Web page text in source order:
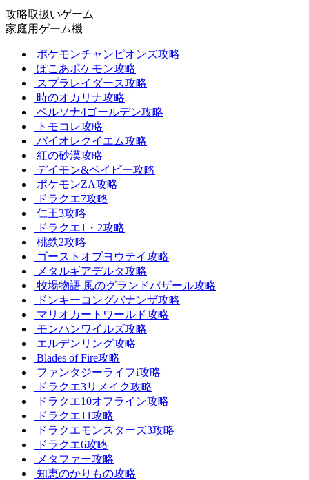
攻略取扱いゲーム
家庭用ゲーム機
ポケモンチャンピオンズ攻略
ぽこあポケモン攻略
スプラレイダース攻略
時のオカリナ攻略
ペルソナ4ゴールデン攻略
トモコレ攻略
バイオレクイエム攻略
紅の砂漠攻略
デイモン&ベイビー攻略
ポケモンZA攻略
ドラクエ7攻略
仁王3攻略
ドラクエ1・2攻略
桃鉄2攻略
ゴーストオブヨウテイ攻略
メタルギアデルタ攻略
牧場物語 風のグランドバザール攻略
ドンキーコングバナンザ攻略
マリオカートワールド攻略
モンハンワイルズ攻略
エルデンリング攻略
Blades of Fire攻略
ファンタジーライフi攻略
ドラクエ3リメイク攻略
ドラクエ10オフライン攻略
ドラクエ11攻略
ドラクエモンスターズ3攻略
ドラクエ6攻略
メタファー攻略
知恵のかりもの攻略